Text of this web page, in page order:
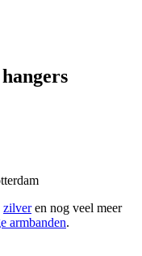
zilveren nog veel meer
armbanden.